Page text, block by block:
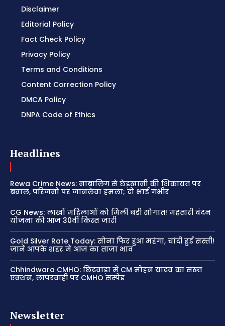
Disclaimer
Editorial Policy
Fact Check Policy
Privacy Policy
Terms and Conditions
Content Correction Policy
DMCA Policy
DNPA Code of Ethics
Headlines
Rewa Crime News: नाबालिग से छेड़खानी की शिकायत पर
बवाल, परिजनों पर जानलेवा हमला; दो भाई गंभीर
CG News: लाखों महिलाओं को मिली बड़ी सौगात! महतारी वंदन
योजना की आज 30वीं किस्त जारी
Gold Silver Rate Today: सोना फिर हुआ महंगा, चांदी हुई सस्ती!
जानें आपके शहर में आज का ताजा भाव
Chhindwara CMHO: छिंदवाड़ा में CM मोहन यादव का सख्त
एक्शन, लापरवाही पर CMHO सस्पेंड
Newsletter